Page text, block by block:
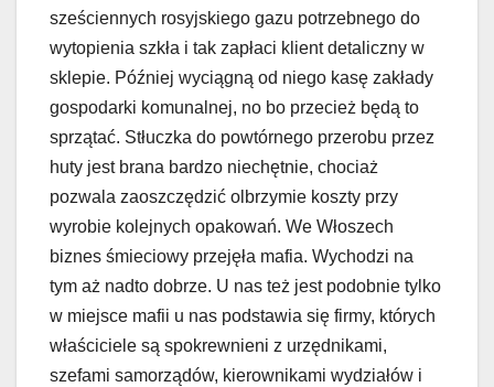
sześciennych rosyjskiego gazu potrzebnego do
wytopienia szkła i tak zapłaci klient detaliczny w
sklepie. Później wyciągną od niego kasę zakłady
gospodarki komunalnej, no bo przecież będą to
sprzątać. Stłuczka do powtórnego przerobu przez
huty jest brana bardzo niechętnie, chociaż
pozwala zaoszczędzić olbrzymie koszty przy
wyrobie kolejnych opakowań. We Włoszech
biznes śmieciowy przejęła mafia. Wychodzi na
tym aż nadto dobrze. U nas też jest podobnie tylko
w miejsce mafii u nas podstawia się firmy, których
właściciele są spokrewnieni z urzędnikami,
szefami samorządów, kierownikami wydziałów i